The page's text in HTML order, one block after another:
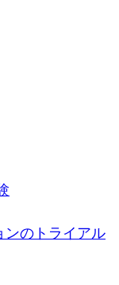
ンのトライアル